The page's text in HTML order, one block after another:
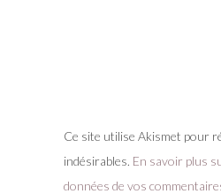
Ce site utilise Akismet pour
indésirables. En savoir plus
données de vos